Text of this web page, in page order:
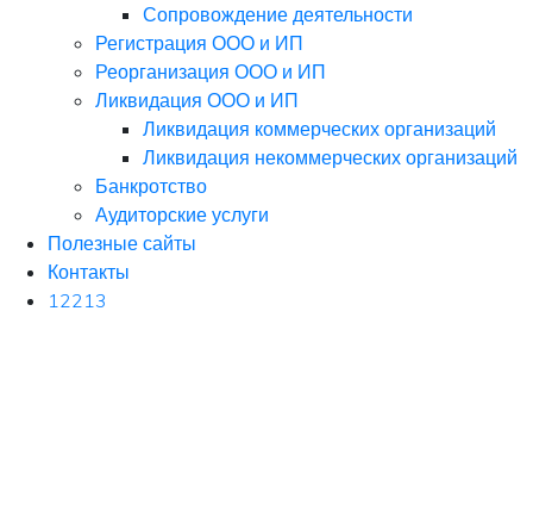
Сопровождение деятельности
Регистрация ООО и ИП
Реорганизация ООО и ИП
Ликвидация ООО и ИП
Ликвидация коммерческих организаций
Ликвидация некоммерческих организаций
Банкротство
Аудиторские услуги
Полезные сайты
Контакты
12213